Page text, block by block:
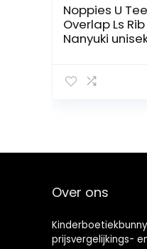
Noppies U Tee
Overlap Ls Rib
Nanyuki
Over ons
prijsvergelijkings-